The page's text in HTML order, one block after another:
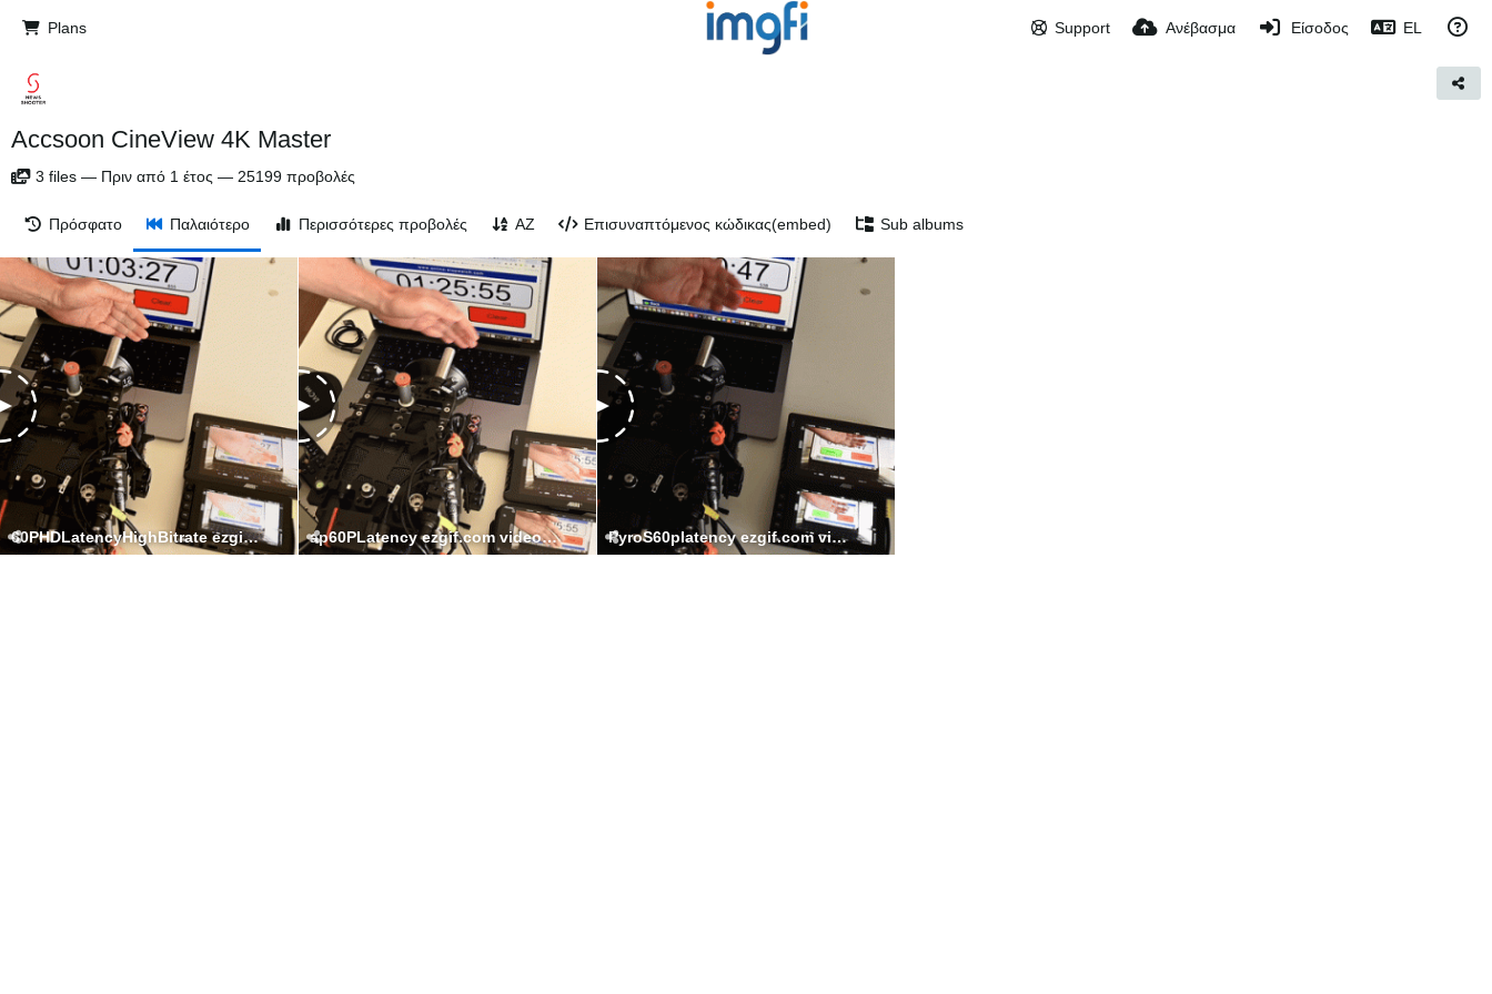
Plans Support Ανέβασμα Είσοδος EL
Accsoon CineView 4K Master
3 files — Πριν από 1 έτος — 25199 προβολές
Πρόσφατο Παλαιότερο Περισσότερες προβολές AZ Επισυναπτόμενος κώδικας(embed) Sub albums
60PHDLatencyHighBitrate ezgif.com video to gif converter ap60PLatency ezgif.com video to gif converter PyroS60platency ezgif.com video to gif converter